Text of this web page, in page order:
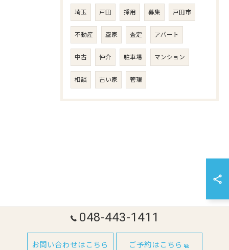
埼玉 戸田 採用 募集 戸田市
不動産 空家 査定 アパート
中古 仲介 駐車場 マンション
相談 古い家 管理
048-443-1411
お問い合わせはこちら ご予約はこちら